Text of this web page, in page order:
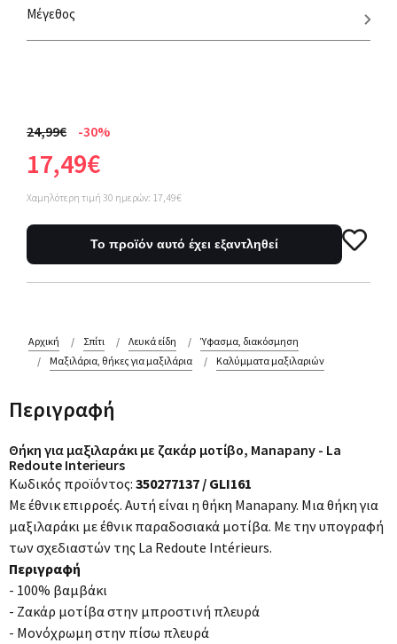
Μέγεθος
24,99€ -30%
17,49€
Χαμηλότερη τιμή 30 ημερών: 17,49€
Το προϊόν αυτό έχει εξαντληθεί
Αρχική Σπίτι Λευκά είδη
Ύφασμα, διακόσμηση
Μαξιλάρια, θήκες για μαξιλάρια
Καλύμματα μαξιλαριών
Περιγραφή
Θήκη για μαξιλαράκι με ζακάρ μοτίβο, Manapany - La
Redoute Interieurs
Κωδικός προϊόντος: 350277137 / GLI161
Με έθνικ επιρροές. Αυτή είναι η θήκη Manapany. Μια θήκη για
μαξιλαράκι με έθνικ παραδοσιακά μοτίβα. Με την υπογραφή
των σχεδιαστών της La Redoute Intérieurs.
Περιγραφή
- 100% βαμβάκι
- Ζακάρ μοτίβα στην μπροστινή πλευρά
- Μονόχρωμη στην πίσω πλευρά